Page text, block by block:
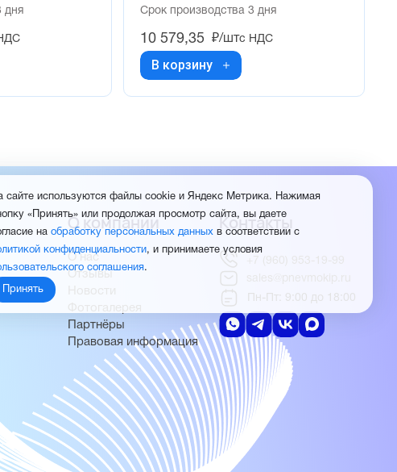
дня
Срок производства 3 дня
10 579,35 ₽/штс НДС
В корзину
О компании
О нас
Отзывы
Новости
Фотогалерея
Партнёры
Правовая информация
Контакты
+7 (960) 953-19-99
sales@pnevmokip.ru
Пн-Пт: 9:00 до 18:00
сайте используются файлы cookie и Яндекс Метрика. Нажимая
«Принять» или продолжая просмотр сайта, вы даете
на обработку персональных данных в соответствии с
конфиденциальности, и принимаете условия
соглашения.
Принять